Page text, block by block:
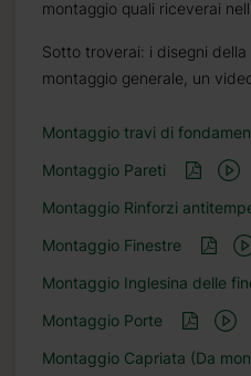
montaggio quali riceverai
Sotto troverai: i disegni
montaggio generale, un
Montaggio travi di
Montaggio Pareti
Montaggio Rinforzi
Montaggio Finestre
Montaggio Inglesina delle
Montaggio Porte
Montaggio Capriata (Da